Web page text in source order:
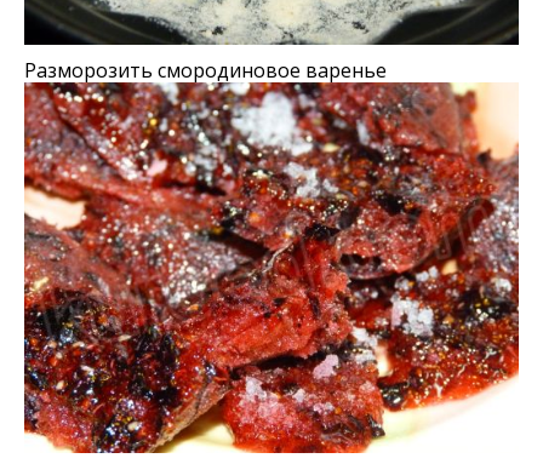
Разморозить cмородиновое варенье